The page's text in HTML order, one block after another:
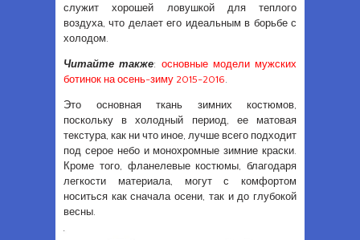
служит хорошей ловушкой для теплого
воздуха, что делает его идеальным в борьбе с
холодом.
Читайте также: основные модели мужских
ботинок на осень-зиму 2015-2016.
Это основная ткань зимних костюмов,
поскольку в холодный период, ее матовая
текстура, как ни что иное, лучше всего подходит
под серое небо и монохромные зимние краски.
Кроме того, фланелевые костюмы, благодаря
легкости материала, могут с комфортом
носиться как сначала осени, так и до глубокой
весны.